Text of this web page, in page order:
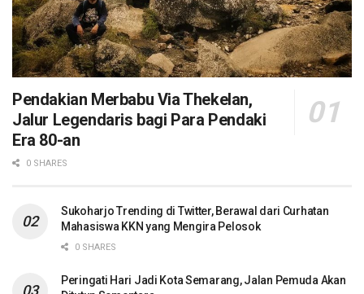
Pendakian Merbabu Via Thekelan,
Jalur Legendaris bagi Para Pendaki
Era 80-an
0 SHARES
Sukoharjo Trending di Twitter, Berawal dari Curhatan
Mahasiswa KKN yang Mengira Pelosok
0 SHARES
Peringati Hari Jadi Kota Semarang, Jalan Pemuda Akan